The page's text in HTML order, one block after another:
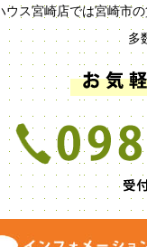
ウス宮崎店では宮崎市
多